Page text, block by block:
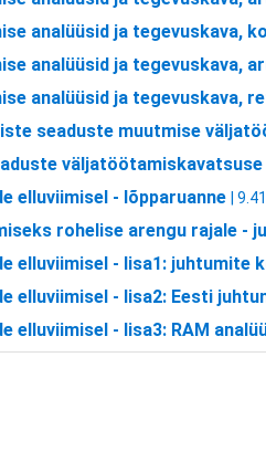
analüüsid ja tegevuskava,
analüüsid ja tegevuskava,
analüüsid ja tegevuskava,
seaduste muutmise
väljatöötamiskavatsuse
elluviimisel - lõpparuanne |
rohelise arengu rajale -
elluviimisel - lisa1: juhtumite
elluviimisel - lisa2: Eesti
elluviimisel - lisa3: RAM